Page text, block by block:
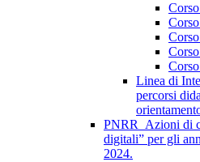
Linea di
percorsi
PNRR_Azioni di
digitali” per gli
2024.